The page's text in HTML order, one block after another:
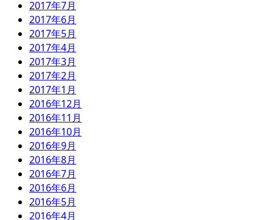
2017年7月
2017年6月
2017年5月
2017年4月
2017年3月
2017年2月
2017年1月
2016年12月
2016年11月
2016年10月
2016年9月
2016年8月
2016年7月
2016年6月
2016年5月
2016年4月